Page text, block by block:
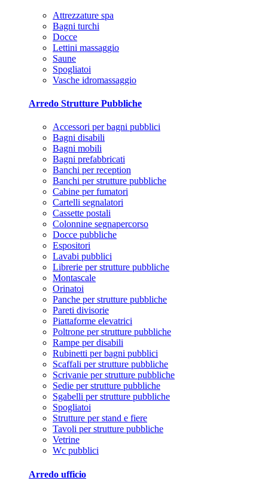
Attrezzature spa
Bagni turchi
Docce
Lettini massaggio
Saune
Spogliatoi
Vasche idromassaggio
Arredo Strutture Pubbliche
Accessori per bagni pubblici
Bagni disabili
Bagni mobili
Bagni prefabbricati
Banchi per reception
Banchi per strutture pubbliche
Cabine per fumatori
Cartelli segnalatori
Cassette postali
Colonnine segnapercorso
Docce pubbliche
Espositori
Lavabi pubblici
Librerie per strutture pubbliche
Montascale
Orinatoi
Panche per strutture pubbliche
Pareti divisorie
Piattaforme elevatrici
Poltrone per strutture pubbliche
Rampe per disabili
Rubinetti per bagni pubblici
Scaffali per strutture pubbliche
Scrivanie per strutture pubbliche
Sedie per strutture pubbliche
Sgabelli per strutture pubbliche
Spogliatoi
Strutture per stand e fiere
Tavoli per strutture pubbliche
Vetrine
Wc pubblici
Arredo ufficio